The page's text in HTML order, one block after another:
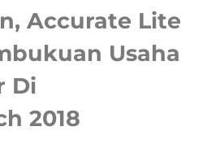
Accurate Lite
Usaha
Di
2018